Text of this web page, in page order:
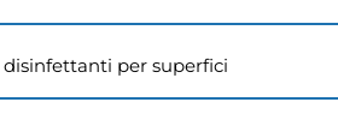
per superfici